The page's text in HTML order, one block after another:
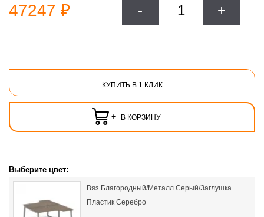
47247 ₽ - +
КУПИТЬ В 1 КЛИК
+ В КОРЗИНУ
Выберите цвет:
Вяз Благородный/Металл Серый/Заглушка
Пластик Серебро